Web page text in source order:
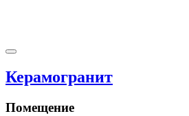
Керамогранит
Помещение